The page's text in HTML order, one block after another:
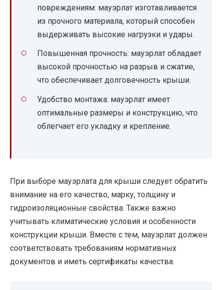
повреждениям: мауэрлат изготавливается
из прочного материала, который способен
выдерживать высокие нагрузки и удары.
Повышенная прочность: мауэрлат обладает
высокой прочностью на разрыв и сжатие,
что обеспечивает долговечность крыши.
Удобство монтажа: мауэрлат имеет
оптимальные размеры и конструкцию, что
облегчает его укладку и крепление.
При выборе мауэрлата для крыши следует обратить
внимание на его качество, марку, толщину и
гидроизоляционные свойства. Также важно
учитывать климатические условия и особенности
конструкции крыши. Вместе с тем, мауэрлат должен
соответствовать требованиям нормативных
документов и иметь сертификаты качества.